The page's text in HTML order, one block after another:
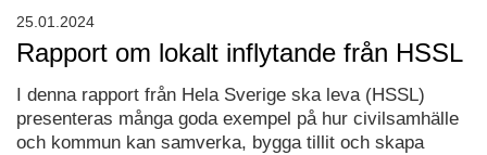
Rapport om lokalt inflytande från HSSL
I denna rapport från Hela Sverige ska leva (HSSL)
presenteras många goda exempel på hur civilsamhälle
och kommun kan samverka, bygga tillit och skapa
25.01.2024